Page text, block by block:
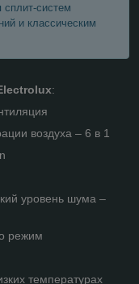
сплит-систем
и классическим
:
воздуха – 6 в 1
уровень шума –
режим
температурах